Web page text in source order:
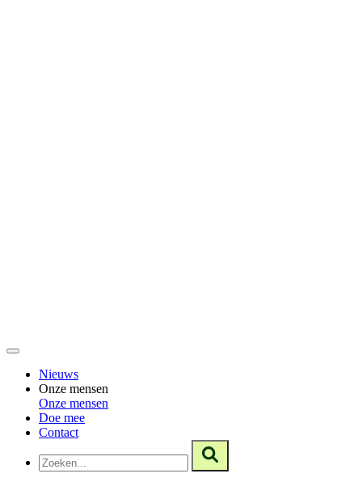
Nieuws
Onze mensen
Onze mensen
Doe mee
Contact